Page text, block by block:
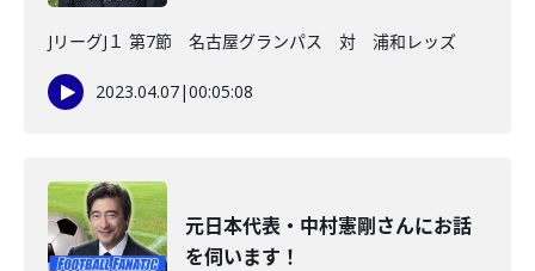
JリーグJ１ 第7節 名古屋グランパス 対 浦和レッズ
2023.04.07|00:05:08
元日本代表・中村憲剛さんにお話
を伺います！